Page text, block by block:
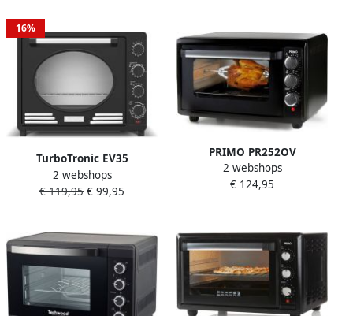
16%
TurboTronic EV35
Elektrische vrijstaande
retro oven 35 Liter Compact
230 graden Timer Draaispit
1600W Zwart
2 webshops
€ 119,95 € 99,95
PRIMO PR252OV
Vrijstaande Heteluchtoven
Oven met Draaispit 38L
2 webshops
€ 124,95